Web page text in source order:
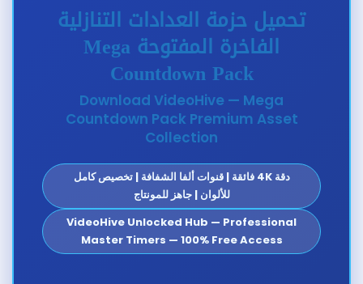
تحميل حزمة العدادات التنازلية
الفاخرة المفتوحة Mega
Countdown Pack
Download VideoHive — Mega
Countdown Pack Premium Asset
Collection
دقة 4K فائقة | قنوات ألفا الشفافة | تخصيص كامل
للألوان | جاهز للمونتاج
VideoHive Unlocked Hub — Professional
Master Timers — 100% Free Access